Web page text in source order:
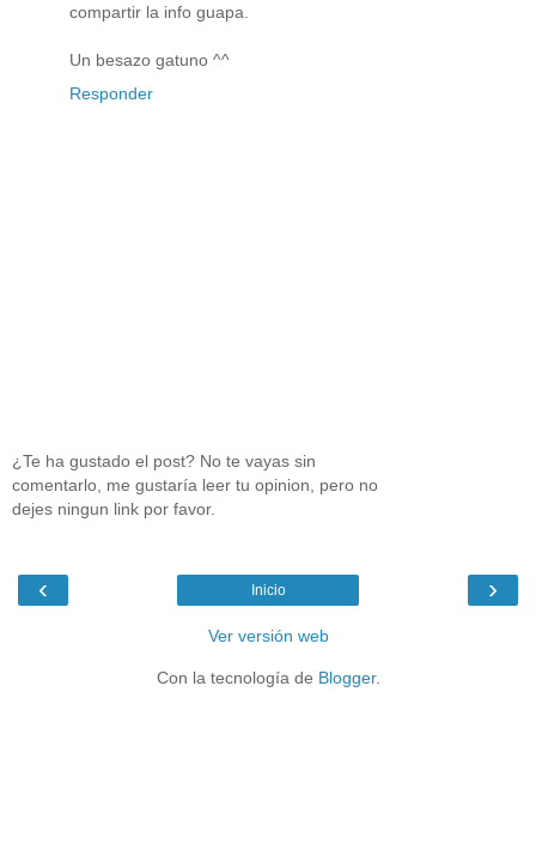
compartir la info guapa.
Un besazo gatuno ^^
Responder
¿Te ha gustado el post? No te vayas sin
comentarlo, me gustaría leer tu opinion, pero no
dejes ningun link por favor.
‹ ›
Inicio
Ver versión web
Con la tecnología de Blogger.